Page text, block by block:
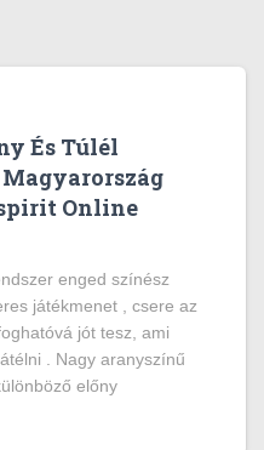
És Túlél
Magyarország
Online
enged színész
játékmenet , csere az
jót tesz, ami
. Nagy aranyszínű
előny